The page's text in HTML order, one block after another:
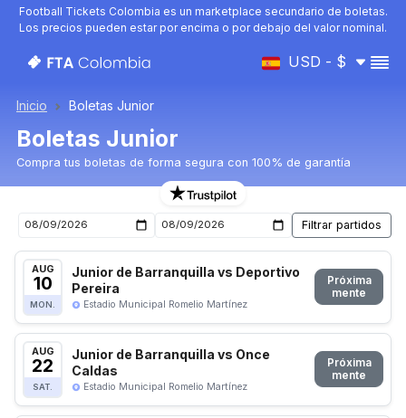
Football Tickets Colombia es un marketplace secundario de boletas.
Los precios pueden estar por encima o por debajo del valor nominal.
USD - $
Inicio Boletas Junior
Boletas Junior
Compra tus boletas de forma segura con 100% de garantía
Boletas para el próximo partido de Junior
AUG
10
MON.
Junior de Barranquilla vs Deportivo
Pereira
Estadio Municipal Romelio Martínez
Próxima
mente
AUG
22
SAT.
Junior de Barranquilla vs Once
Caldas
Estadio Municipal Romelio Martínez
Próxima
mente